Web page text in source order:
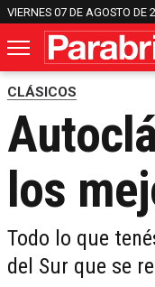
VIERNES 07 DE AGOSTO DE
CLÁSICOS
los
Todo lo que
del Sur que se